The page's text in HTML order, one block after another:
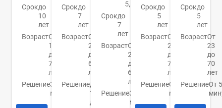
Срокдо
10
лет
ВозрастОт
19
до
75
лет
РешениеЗа 15
минут
Срокдо
7
лет
ВозрастОт
22
до
65
лет
РешениеДо
1
дня
5,5%
Срокдо
7
лет
ВозрастОт
23
до
65
лет
РешениеЗа 5
минут
Срокдо
5
лет
ВозрастОт
20
до
70
лет
РешениеОт 15
минут
Срокдо
5
лет
ВозрастОт
23
до
70
лет
РешениеОт 5